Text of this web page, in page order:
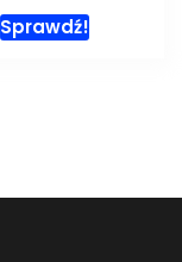
Sprawdź!